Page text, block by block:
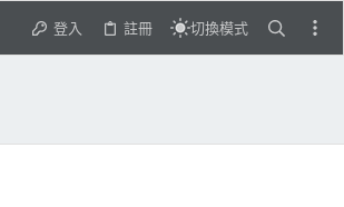
登入 註冊 切換模式